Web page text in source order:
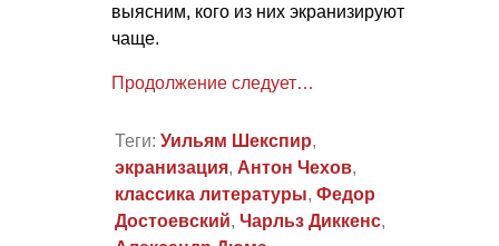
выясним, кого из них экранизируют
чаще.
Продолжение следует…
Теги: Уильям Шекспир,
экранизация, Антон Чехов,
классика литературы, Федор
Достоевский, Чарльз Диккенс,